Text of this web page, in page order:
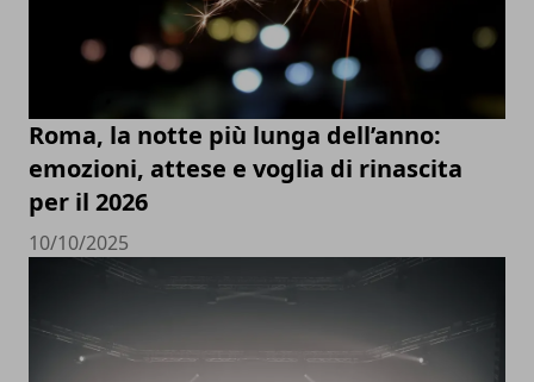
Roma, la notte più lunga dell’anno:
emozioni, attese e voglia di rinascita
per il 2026
10/10/2025